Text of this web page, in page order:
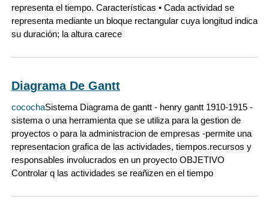
representa el tiempo. Características • Cada actividad se
representa mediante un bloque rectangular cuya longitud indica
su duración; la altura carece
Diagrama De Gantt
cocochaSistema Diagrama de gantt - henry gantt 1910-1915 -
sistema o una herramienta que se utiliza para la gestion de
proyectos o para la administracion de empresas -permite una
representacion grafica de las actividades, tiempos.recursos y
responsables involucrados en un proyecto OBJETIVO
Controlar q las actividades se reañizen en el tiempo